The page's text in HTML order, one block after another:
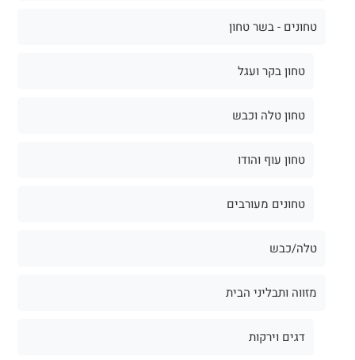
טחונים - בשר טחון
טחון בקר ועגל
טחון טלה וכבש
טחון עוף והודו
טחונים מעורבים
טלה/כבש
מזווה ותבליני הבית
דגים וירקות